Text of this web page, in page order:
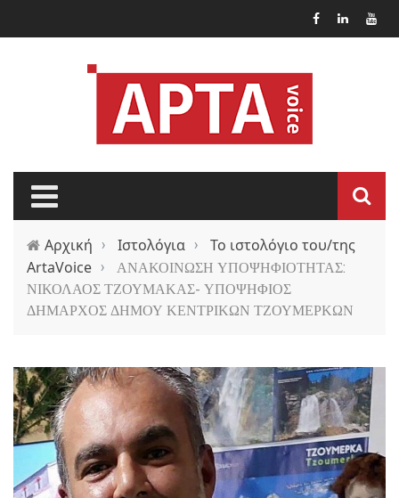
Αρχική › Ιστολόγια ›
Το ιστολόγιο του/της
ArtaVoice ›
ΑΝΑΚΟΙΝΩΣΗ ΥΠΟΨΗΦΙΟΤΗΤΑΣ:
ΝΙΚΟΛΑΟΣ ΤΖΟΥΜΑΚΑΣ- ΥΠΟΨΗΦΙΟΣ
ΔΗΜΑΡΧΟΣ ΔΗΜΟΥ ΚΕΝΤΡΙΚΩΝ ΤΖΟΥΜΕΡΚΩΝ